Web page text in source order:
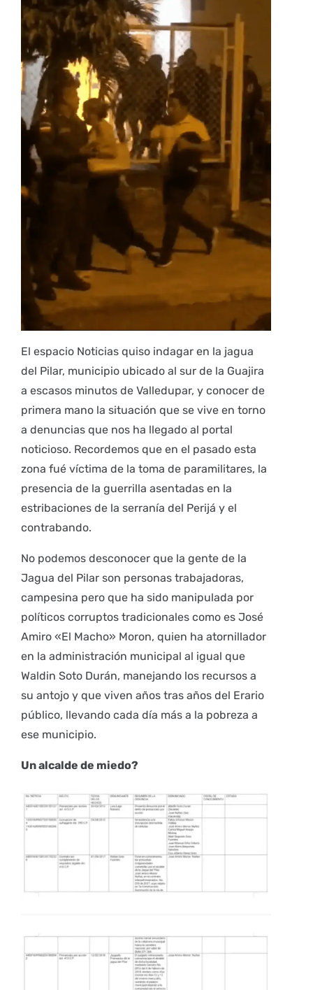
El espacio Noticias quiso indagar en la jagua
del Pilar, municipio ubicado al sur de la Guajira
a escasos minutos de Valledupar, y conocer de
primera mano la situación que se vive en torno
a denuncias que nos ha llegado al portal
noticioso. Recordemos que en el pasado esta
zona fué víctima de la toma de paramilitares, la
presencia de la guerrilla asentadas en la
estribaciones de la serranía del Perijá y el
contrabando.
No podemos desconocer que la gente de la
Jagua del Pilar son personas trabajadoras,
campesina pero que ha sido manipulada por
políticos corruptos tradicionales como es José
Amiro «El Macho» Moron, quien ha atornillador
en la administración municipal al igual que
Waldin Soto Durán, manejando los recursos a
su antojo y que viven años tras años del Erario
público, llevando cada día más a la pobreza a
ese municipio.
Un alcalde de miedo?